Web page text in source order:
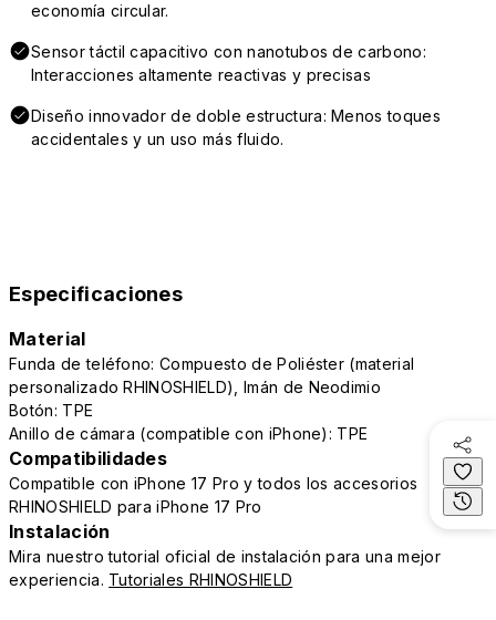
economía circular.
Sensor táctil capacitivo con nanotubos de carbono:
Interacciones altamente reactivas y precisas
Diseño innovador de doble estructura: Menos toques
accidentales y un uso más fluido.
Especificaciones
Material
Funda de teléfono: Compuesto de Poliéster (material
personalizado RHINOSHIELD), Imán de Neodimio
Botón: TPE
Anillo de cámara (compatible con iPhone): TPE
Compatibilidades
Compatible con iPhone 17 Pro y todos los accesorios
RHINOSHIELD para iPhone 17 Pro
Instalación
Mira nuestro tutorial oficial de instalación para una mejor
experiencia. Tutoriales RHINOSHIELD